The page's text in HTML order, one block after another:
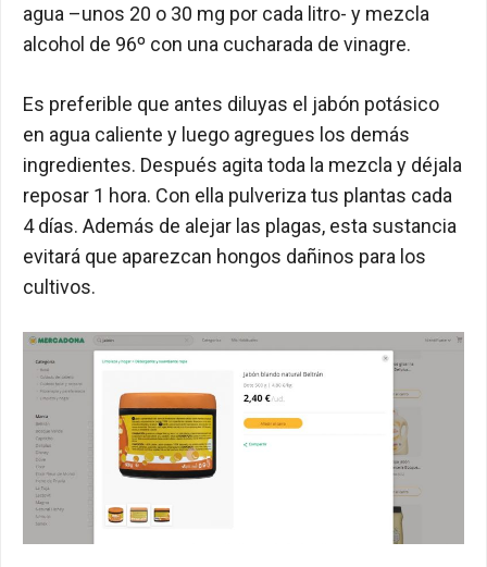
agua –unos 20 o 30 mg por cada litro- y mezcla
alcohol de 96º con una cucharada de vinagre.
Es preferible que antes diluyas el jabón potásico
en agua caliente y luego agregues los demás
ingredientes. Después agita toda la mezcla y déjala
reposar 1 hora. Con ella pulveriza tus plantas cada
4 días. Además de alejar las plagas, esta sustancia
evitará que aparezcan hongos dañinos para los
cultivos.